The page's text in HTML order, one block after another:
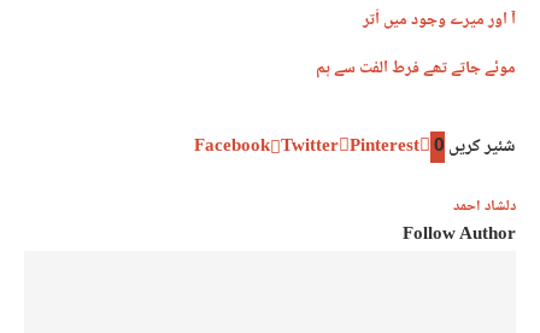
آ اور میرے وجود میں اُتر
موئے جاتے تھے فرط الفت سے ہم
شئیر کریں0
Facebook Twitter Pinterest
دلشاد احمد
Follow Author